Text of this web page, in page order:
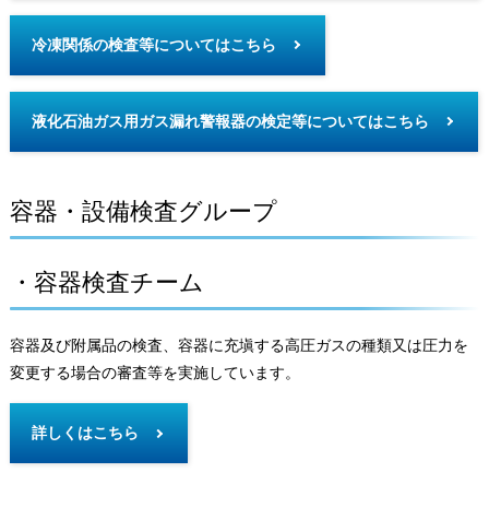
冷凍関係の検査等についてはこちら
液化石油ガス用ガス漏れ警報器の検定等についてはこちら
容器・設備検査グループ
・容器検査チーム
容器及び附属品の検査、容器に充塡する高圧ガスの種類又は圧力を
変更する場合の審査等を実施しています。
詳しくはこちら